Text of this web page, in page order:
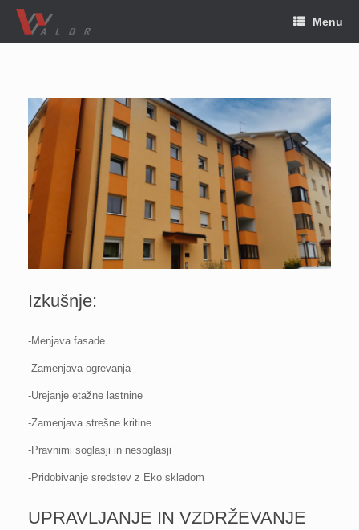
Skip
content
Menu
Izkušnje:
-Menjava fasade
-Zamenjava ogrevanja
-Urejanje etažne lastnine
-Zamenjava strešne kritine
-Pravnimi soglasji in nesoglasji
-Pridobivanje sredstev z Eko skladom
UPRAVLJANJE IN VZDRŽEVANJE